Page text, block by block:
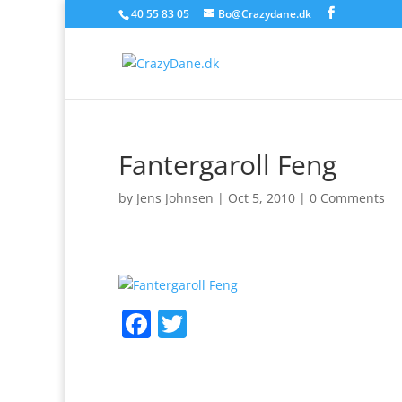
40 55 83 05 Bo@Crazydane.dk
Fantergaroll Feng
by Jens Johnsen | Oct 5, 2010 | 0 Comments
F